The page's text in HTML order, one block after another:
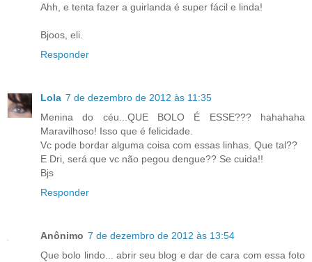
Ahh, e tenta fazer a guirlanda é super fácil e linda!
Bjoos, eli.
Responder
Lola 7 de dezembro de 2012 às 11:35
Menina do céu...QUE BOLO É ESSE??? hahahaha
Maravilhoso! Isso que é felicidade.
Vc pode bordar alguma coisa com essas linhas. Que tal??
E Dri, será que vc não pegou dengue?? Se cuida!!
Bjs
Responder
Anônimo 7 de dezembro de 2012 às 13:54
Que bolo lindo... abrir seu blog e dar de cara com essa foto